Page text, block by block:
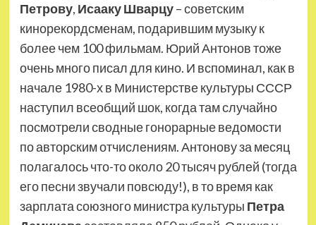
Петрову, Исааку Шварцу– советским
кинорекордсменам, подарившим музыку к
более чем 100 фильмам. Юрий Антонов тоже
очень много писал для кино. И вспоминал, как в
начале 1980-х в Министерстве культуры СССР
наступил всеобщий шок, когда там случайно
посмотрели сводные гонорарные ведомости
по авторским отчислениям. Антонову за месяц
полагалось что-то около 20 тысяч рублей (тогда
его песни звучали повсюду!), в то время как
зарплата союзного министра культуры Петра